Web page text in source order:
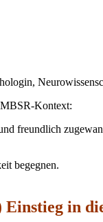
Kontext:
freundlich
begegnen.
in